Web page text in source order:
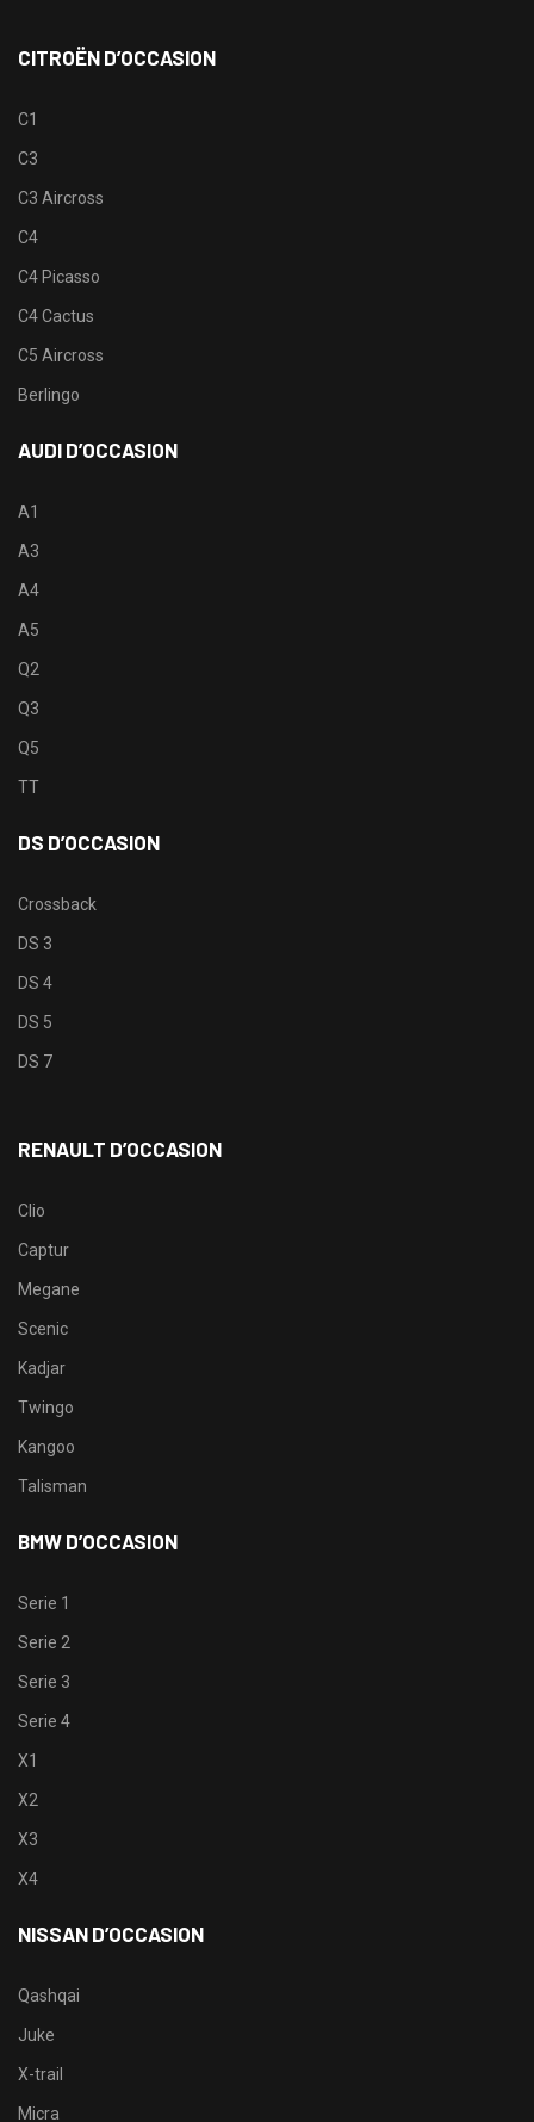
CITROËN D’OCCASION
C1
C3
C3 Aircross
C4
C4 Picasso
C4 Cactus
C5 Aircross
Berlingo
AUDI D’OCCASION
A1
A3
A4
A5
Q2
Q3
Q5
TT
DS D’OCCASION
Crossback
DS 3
DS 4
DS 5
DS 7
RENAULT D’OCCASION
Clio
Captur
Megane
Scenic
Kadjar
Twingo
Kangoo
Talisman
BMW D’OCCASION
Serie 1
Serie 2
Serie 3
Serie 4
X1
X2
X3
X4
NISSAN D’OCCASION
Qashqai
Juke
X-trail
Micra